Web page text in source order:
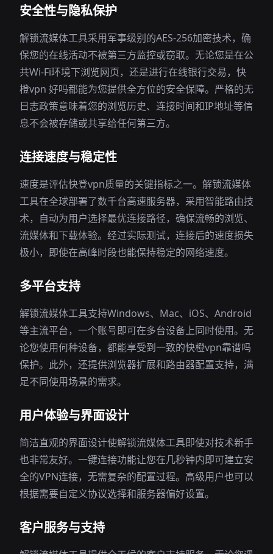
安全性与隐私保护
解锁流媒体工具采用军事级别的AES-256加密技术，确
保您的在线活动不被第三方监控或窃取。无论您是在公
共Wi-Fi环境下浏览网页，还是进行在线银行交易，快
橙vpn 好吗都能为您提供全方位的安全保障。严格的无
日志政策意味着您的浏览历史、连接时间和IP地址等信
息不会被存储或共享给任何第三方。
连接速度与稳定性
速度是评估快登vpn质量的关键指标之一。解锁流媒体
工具在全球部署了数千台高速服务器，采用智能路由技
术，自动为用户选择最优连接路径，确保流畅的浏览、
流媒体和下载体验。经过实际测试，连接后的速度损失
极小，即使在高峰时段也能保持稳定的网络速度。
多平台支持
解锁流媒体工具支持Windows、Mac、iOS、Android
等主流平台，一个账号即可在多台设备上同时使用。无
论您使用何种设备，都能享受到一致的快橙vpn靠谱吗
保护。此外，还提供浏览器扩展和路由器配置支持，满
足不同使用场景的需求。
用户体验与界面设计
简洁直观的界面设计使解锁流媒体工具即使对技术新手
也非常友好。一键连接功能让您在几秒钟内即可建立安
全的VPN连接，无需复杂的配置过程。高级用户也可以
根据需要自定义协议选择和服务器偏好设置。
客户服务与支持